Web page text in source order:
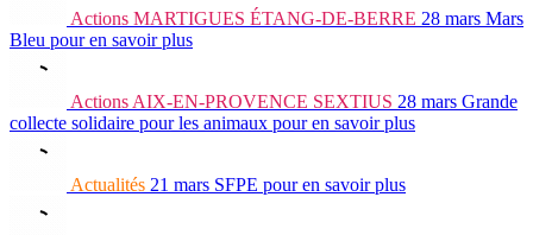
Actions MARTIGUES ÉTANG-DE-BERRE 28 mars Mars
Bleu pour en savoir plus
Actions AIX-EN-PROVENCE SEXTIUS 28 mars Grande
collecte solidaire pour les animaux pour en savoir plus
Actualités 21 mars SFPE pour en savoir plus